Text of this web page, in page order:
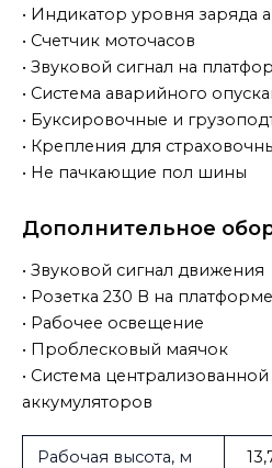
• Индикатор уровня заряда
• Счетчик моточасов
• Звуковой сигнал на
• Система аварийного
• Буксировочные и
• Крепления для
• Не пачкающие пол шины
Дополнительное
• Звуковой сигнал движения
• Розетка 230 В на платформе
• Рабочее освещение
• Проблесковый маячок
• Система
аккумуляторов
Рабочая высота, м